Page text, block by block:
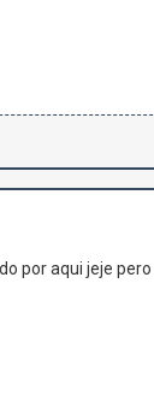
por aqui jeje